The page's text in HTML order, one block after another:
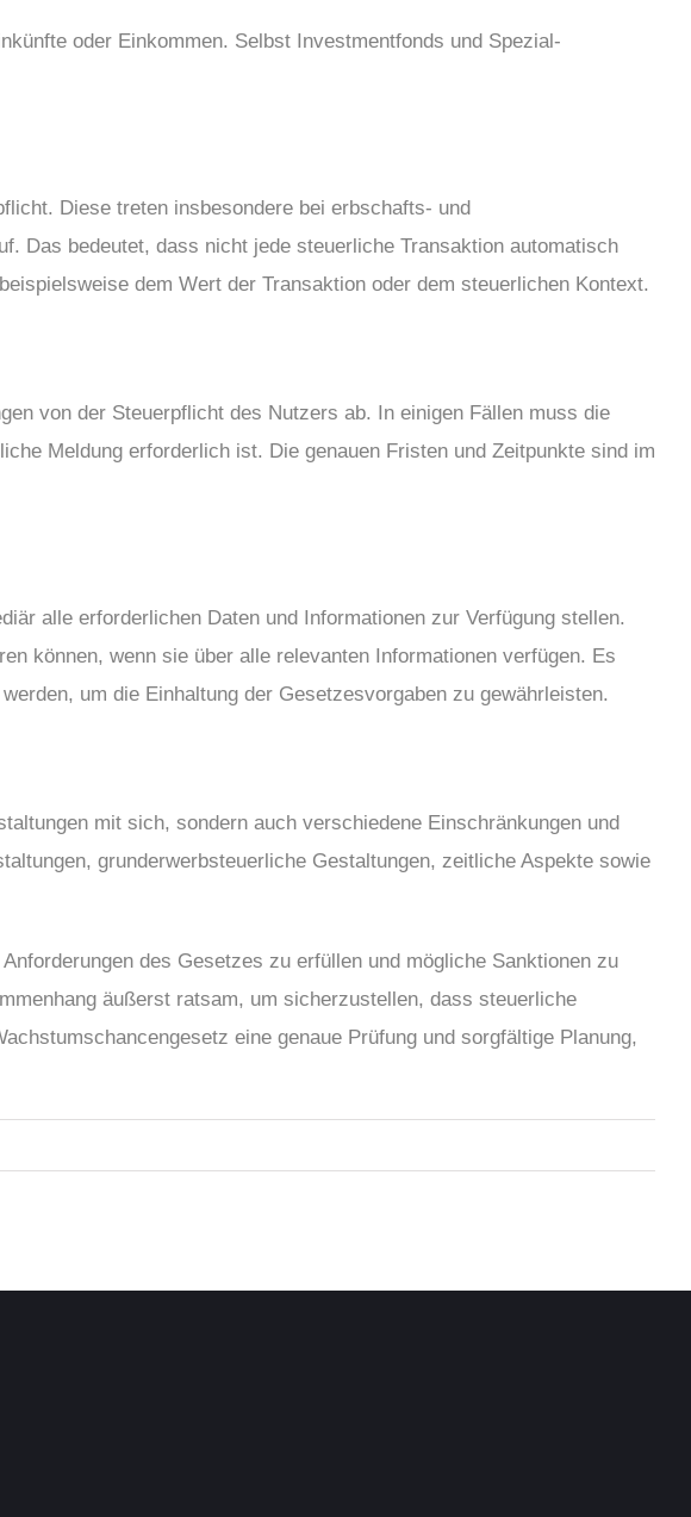
oder Einkommen. Selbst Investmentfonds und Spezial-
Diese treten insbesondere bei erbschafts- und
Das bedeutet, dass nicht jede steuerliche Transaktion automatisch
dem Wert der Transaktion oder dem steuerlichen Kontext.
von der Steuerpflicht des Nutzers ab. In einigen Fällen muss die
Meldung erforderlich ist. Die genauen Fristen und Zeitpunkte sind im
alle erforderlichen Daten und Informationen zur Verfügung stellen.
können, wenn sie über alle relevanten Informationen verfügen. Es
um die Einhaltung der Gesetzesvorgaben zu gewährleisten.
mit sich, sondern auch verschiedene Einschränkungen und
grunderwerbsteuerliche Gestaltungen, zeitliche Aspekte sowie
des Gesetzes zu erfüllen und mögliche Sanktionen zu
äußerst ratsam, um sicherzustellen, dass steuerliche
eine genaue Prüfung und sorgfältige Planung,